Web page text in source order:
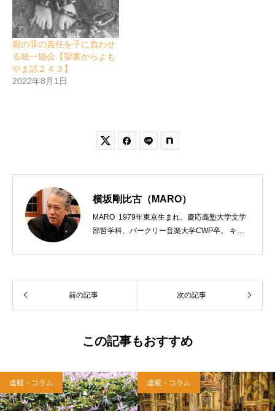
親の罪の責任を子に負わせ
る統一協会【聖書からよも
やま話２４３】
2022年8月1日
 
横坂剛比古（MARO）
MARO 1979年東京生まれ。慶応義塾大学文学
部哲学科、バークリー音楽大学CWP卒。 キリ
う宗教法人専門の行政書士。2020年7月よりク
「上馬キリスト教会（@kamiumach）」の運営
を行う「まじめ担当」。 著書に『聖書を読んだ
西洋哲学超入門〜』（日本実業出版）、『人生
イヤモンド社）、『世界一ゆるい聖書入門』、
『世界一ゆるい聖書教室』（「ふざけ担当」LE
ONとの共著、講談社）などがある。新著<a hr
前の記事 次の記事
この記事もおすすめ
連載・コラム 連載・コラム